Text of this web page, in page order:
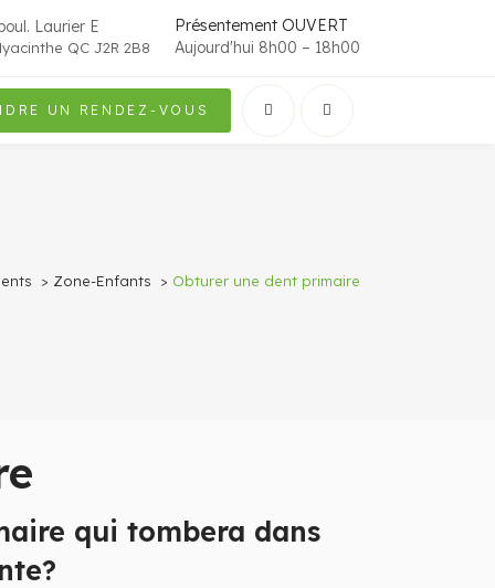
Laurier E
QC J2R 2B8
Présentement OUVERT
Aujourd'hui 8h00 – 18h00
UN RENDEZ-VOUS
> Zone-Enfants > Obturer une dent primaire
qui tombera dans